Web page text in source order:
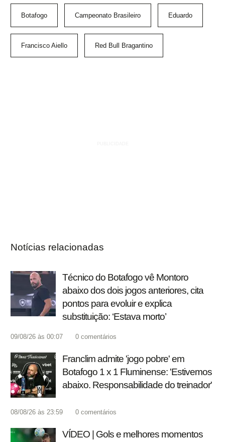
Botafogo Campeonato Brasileiro Eduardo
Francisco Aiello Red Bull Bragantino
Notícias relacionadas
Técnico do Botafogo vê Montoro
abaixo dos dois jogos anteriores, cita
pontos para evoluir e explica
substituição: ‘Estava morto’
09/08/26 às 00:07 0 comentários
Franclim admite 'jogo pobre' em
Botafogo 1 x 1 Fluminense: 'Estivemos
abaixo. Responsabilidade do treinador'
08/08/26 às 23:59 0 comentários
VÍDEO | Gols e melhores momentos